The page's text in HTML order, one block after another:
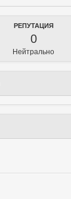
РЕПУТАЦИЯ
0
Нейтрально